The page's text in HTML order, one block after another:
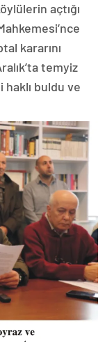
açtığı
kararını
temyiz
buldu ve